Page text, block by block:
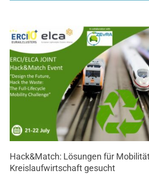
Hack&Match: Lösungen für
Kreislaufwirtschaft gesucht